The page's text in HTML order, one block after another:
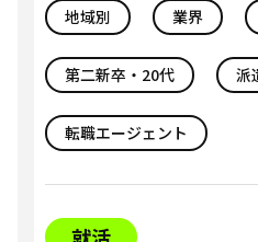
地域別 業界
第二新卒・20代 派
転職エージェント